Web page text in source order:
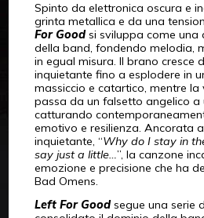
Spinto da elettronica oscura e
grinta metallica e da una
For Goodsi sviluppa come una
della band, fondendo melodia,
in egual misura. Il brano cresce
inquietante fino a esplodere in
massiccio e catartico, mentre la
passa da un falsetto angelico a
catturando
emotivo e resilienza. Ancorata
inquietante, “Why do I stay in
say just a little…”, la canzone
emozione e precisione che ha
Bad Omens.
Left For Goodsegue una serie